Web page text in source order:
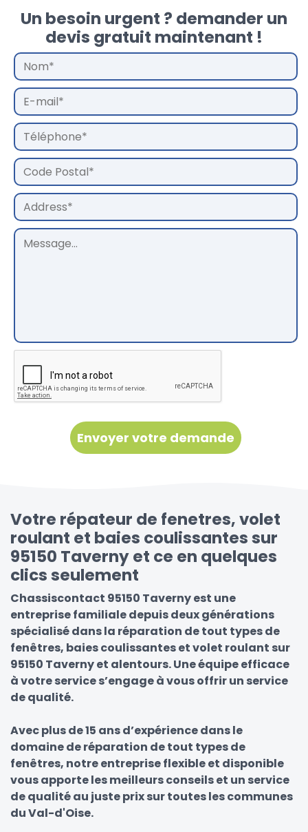
Un besoin urgent ? demander un
devis gratuit maintenant !
Votre répateur de fenetres, volet
roulant et baies coulissantes sur
95150 Taverny et ce en quelques
clics seulement
Chassiscontact 95150 Taverny est une
entreprise familiale depuis deux générations
spécialisé dans la réparation de tout types de
fenêtres, baies coulissantes et volet roulant sur
95150 Taverny et alentours. Une équipe efficace
à votre service s’engage à vous offrir un service
de qualité.
Avec plus de 15 ans d’expérience dans le
domaine de réparation de tout types de
fenêtres, notre entreprise flexible et disponible
vous apporte les meilleurs conseils et un service
de qualité au juste prix sur toutes les communes
du Val-d'Oise.